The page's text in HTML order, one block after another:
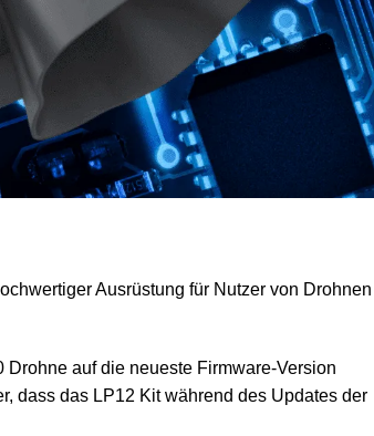
Ausrüstung für Nutzer von Drohnen
Drohne auf die neueste Firmware-Version
dass das LP12 Kit während des Updates der